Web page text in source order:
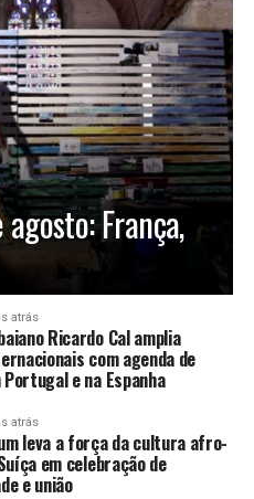
França,
atrás
Ricardo Cal amplia
com agenda de
e na Espanha
atrás
leva a força da cultura afro-
em celebração de
e união